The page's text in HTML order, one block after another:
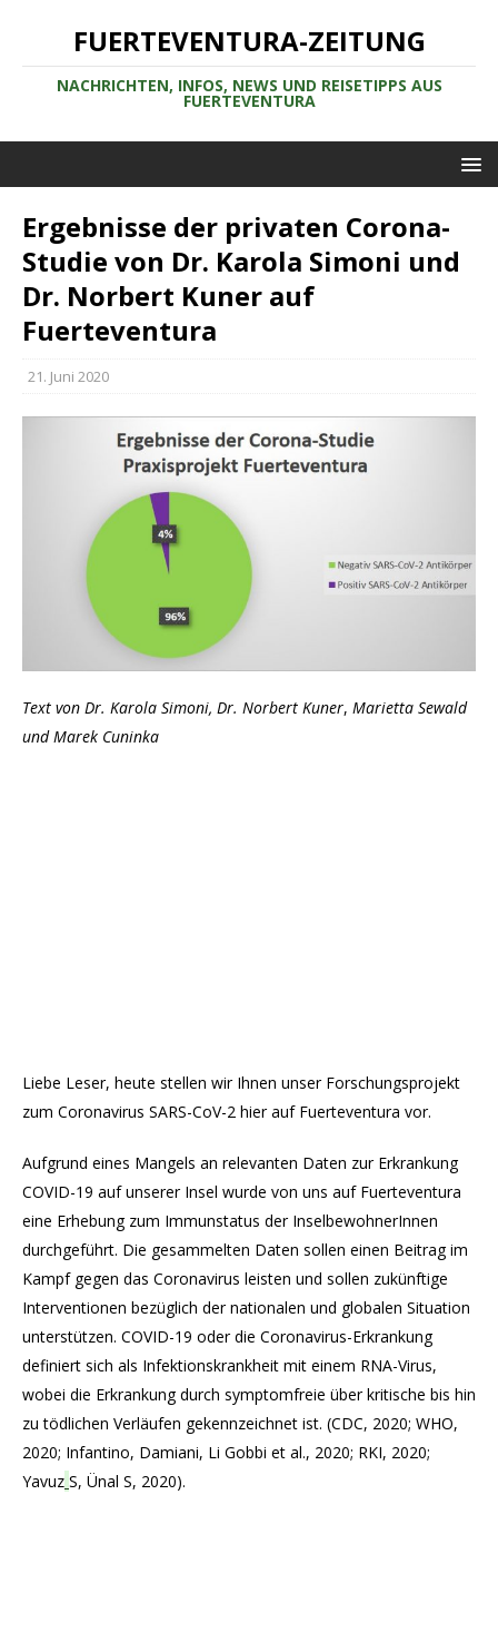
FUERTEVENTURA-ZEITUNG
NACHRICHTEN, INFOS, NEWS UND REISETIPPS AUS
FUERTEVENTURA
Ergebnisse der privaten Corona-
Studie von Dr. Karola Simoni und
Dr. Norbert Kuner auf
Fuerteventura
21. Juni 2020
Text von Dr. Karola Simoni, Dr. Norbert Kuner, Marietta Sewald
und Marek Cuninka
Liebe Leser, heute stellen wir Ihnen unser Forschungsprojekt
zum Coronavirus SARS-CoV-2 hier auf Fuerteventura vor.
Aufgrund eines Mangels an relevanten Daten zur Erkrankung
COVID-19 auf unserer Insel wurde von uns auf Fuerteventura
eine Erhebung zum Immunstatus der InselbewohnerInnen
durchgeführt. Die gesammelten Daten sollen einen Beitrag im
Kampf gegen das Coronavirus leisten und sollen zukünftige
Interventionen bezüglich der nationalen und globalen Situation
unterstützen. COVID-19 oder die Coronavirus-Erkrankung
definiert sich als Infektionskrankheit mit einem RNA-Virus,
wobei die Erkrankung durch symptomfreie über kritische bis hin
zu tödlichen Verläufen gekennzeichnet ist. (CDC, 2020; WHO,
2020; Infantino, Damiani, Li Gobbi et al., 2020; RKI, 2020;
Yavuz S, Ünal S, 2020).